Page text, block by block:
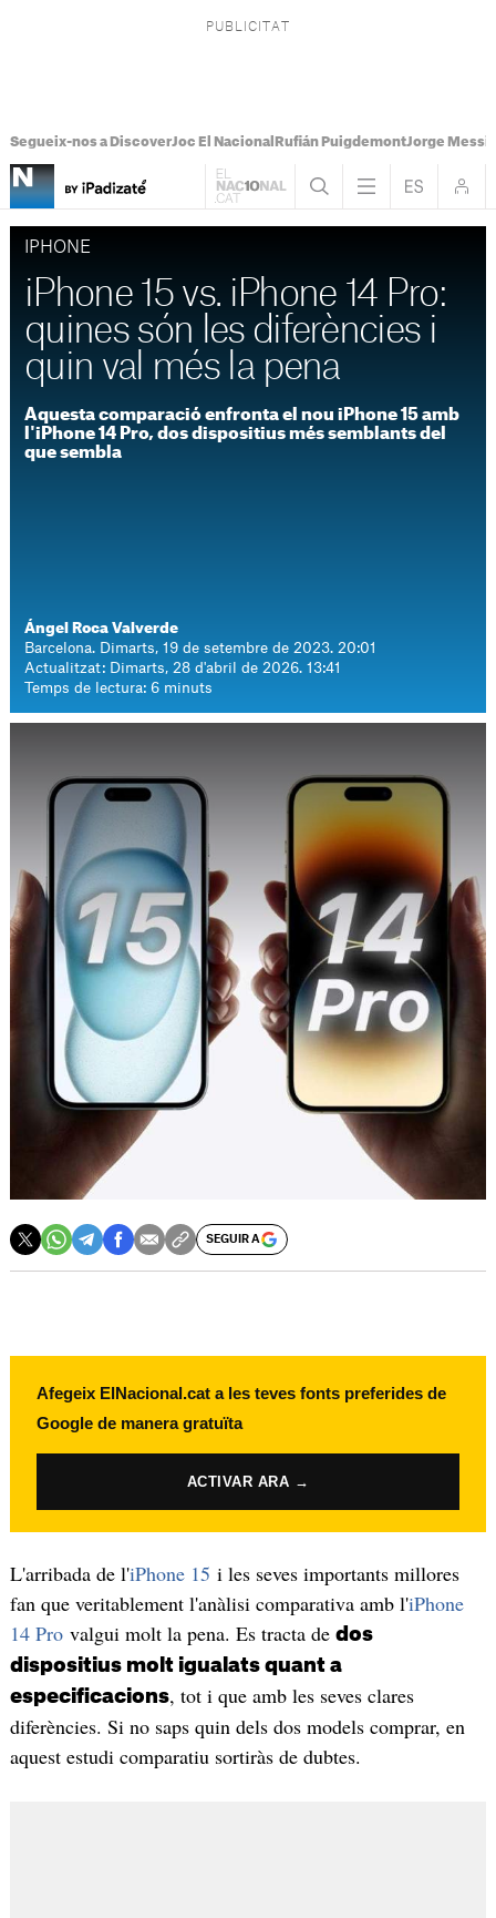
Segueix-nos a DiscoverJoc El Nacional Rufián PuigdemontJorge Messi
IPHONE
iPhone 15 vs. iPhone 14 Pro:
quines són les diferències i
quin val més la pena
Aquesta comparació enfronta el nou iPhone 15 amb
l'iPhone 14 Pro, dos dispositius més semblants del
que sembla
Ángel Roca Valverde
Barcelona. Dimarts, 19 de setembre de 2023. 20:01
Actualitzat: Dimarts, 28 d'abril de 2026. 13:41
Temps de lectura: 6 minuts
SEGUIR A
Afegeix ElNacional.cat a les teves fonts preferides de
Google de manera gratuïta
ACTIVAR ARA →
L'arribada de l'iPhone 15 i les seves importants millores
fan que veritablement l'anàlisi comparativa amb l'iPhone
14 Provalgui molt la pena. Es tracta de dos
dispositius molt igualats quant a
especificacions, tot i que amb les seves clares
diferències. Si no saps quin dels dos models comprar, en
aquest estudi comparatiu sortiràs de dubtes.